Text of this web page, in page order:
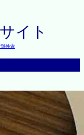
イト
舗検索